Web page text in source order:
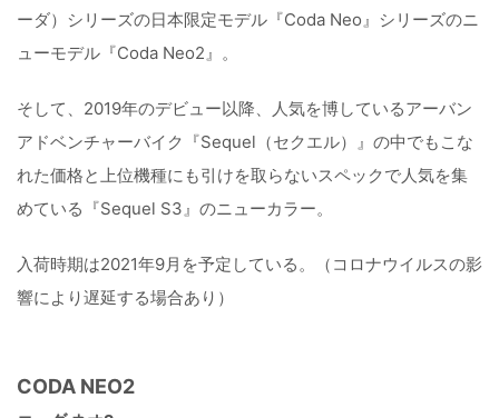
ーダ）シリーズの日本限定モデル『Coda Neo』シリーズのニ
ューモデル『Coda Neo2』。
そして、2019年のデビュー以降、人気を博しているアーバン
アドベンチャーバイク『Sequel（セクエル）』の中でもこな
れた価格と上位機種にも引けを取らないスペックで人気を集
めている『Sequel S3』のニューカラー。
入荷時期は2021年9月を予定している。（コロナウイルスの影
響により遅延する場合あり）
CODA NEO2